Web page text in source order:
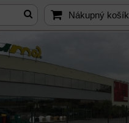
Nákupný košík